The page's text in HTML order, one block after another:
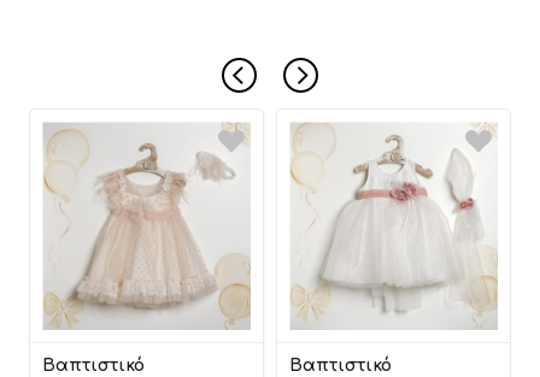
Βαπτιστικό
Βαπτιστικό